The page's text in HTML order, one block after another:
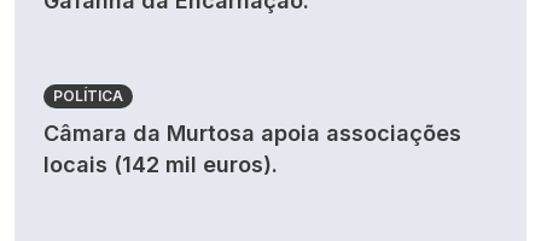
POLÍTICA
Câmara da Murtosa apoia associações
locais (142 mil euros).